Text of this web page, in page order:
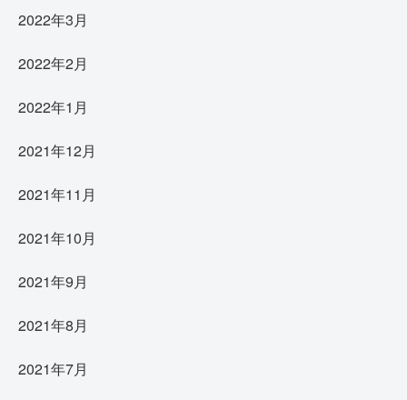
2022年3月
2022年2月
2022年1月
2021年12月
2021年11月
2021年10月
2021年9月
2021年8月
2021年7月